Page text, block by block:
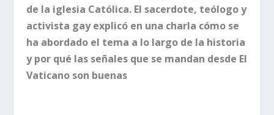
de la iglesia Católica. El sacerdote, teólogo y
activista gayexplicó en una charla cómo se
ha abordado el tema a lo largo de la historia
y por qué las señales que se mandan desde El
Vaticano son buenas